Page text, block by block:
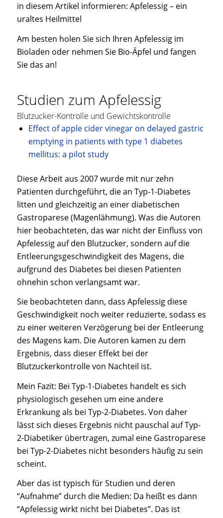
in diesem Artikel informieren: Apfelessig – ein
uraltes Heilmittel
Am besten holen Sie sich Ihren Apfelessig im
Bioladen oder nehmen Sie Bio-Äpfel und fangen
Sie das an!
Studien zum Apfelessig
Blutzucker-Kontrolle und Gewichtskontrolle
Effect of apple cider vinegar on delayed gastric
emptying in patients with type 1 diabetes
mellitus: a pilot study
Diese Arbeit aus 2007 wurde mit nur zehn
Patienten durchgeführt, die an Typ-1-Diabetes
litten und gleichzeitig an einer diabetischen
Gastroparese (Magenlähmung). Was die Autoren
hier beobachteten, das war nicht der Einfluss von
Apfelessig auf den Blutzucker, sondern auf die
Entleerungsgeschwindigkeit des Magens, die
aufgrund des Diabetes bei diesen Patienten
ohnehin schon verlangsamt war.
Sie beobachteten dann, dass Apfelessig diese
Geschwindigkeit noch weiter reduzierte, sodass es
zu einer weiteren Verzögerung bei der Entleerung
des Magens kam. Die Autoren kamen zu dem
Ergebnis, dass dieser Effekt bei der
Blutzuckerkontrolle von Nachteil ist.
Mein Fazit: Bei Typ-1-Diabetes handelt es sich
physiologisch gesehen um eine andere
Erkrankung als bei Typ-2-Diabetes. Von daher
lässt sich dieses Ergebnis nicht pauschal auf Typ-
2-Diabetiker übertragen, zumal eine Gastroparese
bei Typ-2-Diabetes nicht besonders häufig zu sein
scheint.
Aber das ist typisch für Studien und deren
“Aufnahme” durch die Medien: Da heißt es dann
“Apfelessig wirkt nicht bei Diabetes”. Das ist